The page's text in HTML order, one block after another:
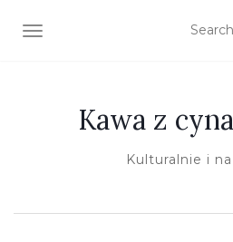
TOGGLE NAVIGATION
Kawa z
Kulturalnie i